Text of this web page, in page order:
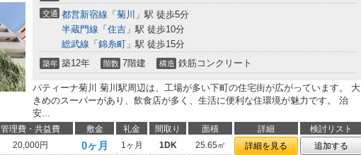
交通 都営新宿線 「 菊川 」駅 徒歩5分
半蔵門線 「 住吉 」駅 徒歩10分
総武線 「 錦糸町 」駅 徒歩15分
築年 築12年 階数 7階建 構造 鉄筋コンクリート
パティーナ菊川 菊川駅周辺は、工場が多い下町の住宅街が広がっています。 大
きめのスーパーがあり、飲食店が多く、生活に便利な住環境が魅力です。 治
安...
管理費・共益費 敷金 礼金 間取り 面積 詳細
検討リスト
20,000円 0ヶ月 1ヶ月 1DK 25.65㎡ 詳細を見る 追加する